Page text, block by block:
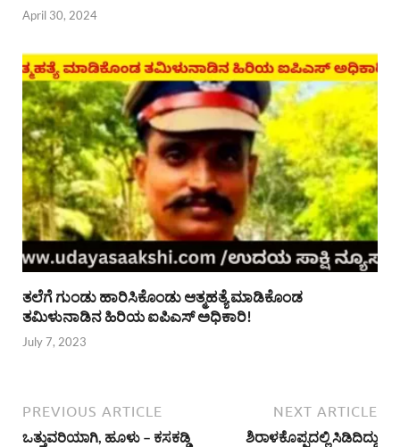
April 30, 2024
ತಲೆಗೆ ಗುಂಡು ಹಾರಿಸಿಕೊಂಡು ಆತ್ಮಹತ್ಯೆ ಮಾಡಿಕೊಂಡ
ತಮಿಳುನಾಡಿನ ಹಿರಿಯ ಐಪಿಎಸ್ ಅಧಿಕಾರಿ!
July 7, 2023
PREVIOUS ARTICLE
ಒತ್ತುವರಿಯಾಗಿ, ಹೂಳು – ಕಸಕಡ್ಡಿ
NEXT ARTICLE
ಶಿರಾಳಕೊಪ್ಪದಲ್ಲಿ ಸಿಡಿದಿದ್ದು